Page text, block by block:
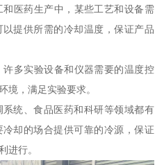
医药生产中，某些工艺和设备需
提供所需的冷却温度，保证产品
多实验设备和仪器需要的温度控
境，满足实验要求。
统、食品医药和科研等领域都有
却的场合提供可靠的冷源，保证
进行。